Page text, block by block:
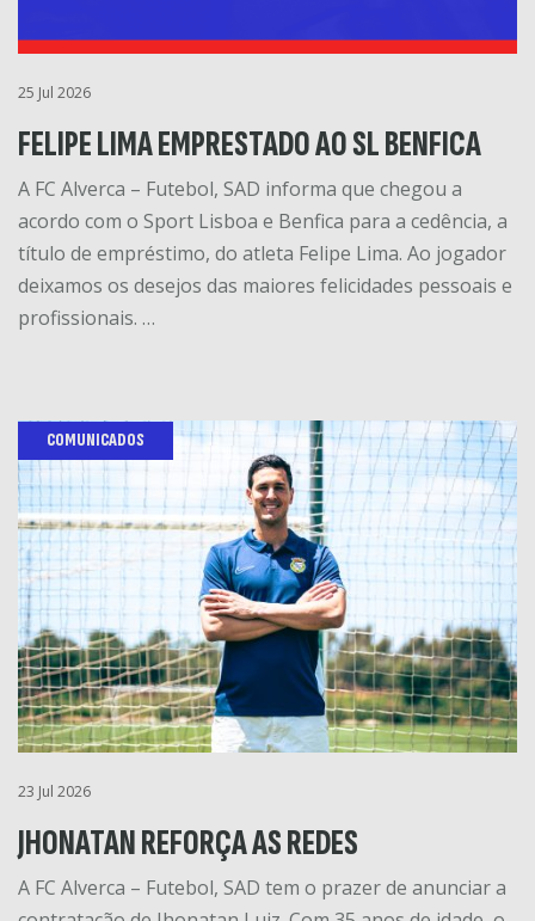
25 Jul 2026
FELIPE LIMA EMPRESTADO AO SL BENFICA
A FC Alverca – Futebol, SAD informa que chegou a
acordo com o Sport Lisboa e Benfica para a cedência, a
título de empréstimo, do atleta Felipe Lima. Ao jogador
deixamos os desejos das maiores felicidades pessoais e
profissionais. …
COMUNICADOS
23 Jul 2026
JHONATAN REFORÇA AS REDES
A FC Alverca – Futebol, SAD tem o prazer de anunciar a